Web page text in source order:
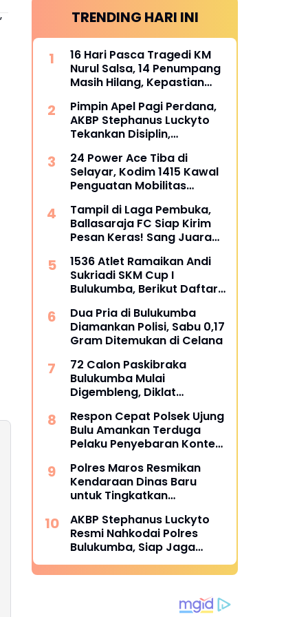
TRENDING HARI INI
16 Hari Pasca Tragedi KM
Nurul Salsa, 14 Penumpang
Masih Hilang, Kepastian
dipertanyakan
Pimpin Apel Pagi Perdana,
AKBP Stephanus Luckyto
Tekankan Disiplin,
terhadap Organisasi
24 Power Ace Tiba di
Selayar, Kodim 1415 Kawal
Penguatan Mobilitas
Tampil di Laga Pembuka,
Ballasaraja FC Siap Kirim
Pesan Keras! Sang Juara
Sempurna di Piala
Kemerdekaan Bulukumpa
2026
1536 Atlet Ramaikan Andi
Sukriadi SKM Cup I
Bulukumba, Berikut Daftar
Dua Pria di Bulukumba
Diamankan Polisi, Sabu 0,17
Gram Ditemukan di Celana
72 Calon Paskibraka
Bulukumba Mulai
Digembleng, Diklat
Respon Cepat Polsek Ujung
Bulu Amankan Terduga
Pelaku Penyebaran Konten
Polres Maros Resmikan
Kendaraan Dinas Baru
untuk Tingkatkan
AKBP Stephanus Luckyto
Resmi Nahkodai Polres
Bulukumba, Siap Jaga
Kondusivitas Wilayah